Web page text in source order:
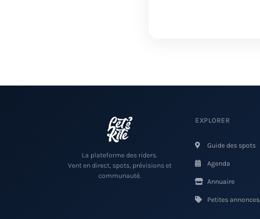
La plateforme des riders.
Vent en direct, spots, prévisions et
communauté.
EXPLORER
Guide des spots
Agenda
Annuaire
Petites annonces